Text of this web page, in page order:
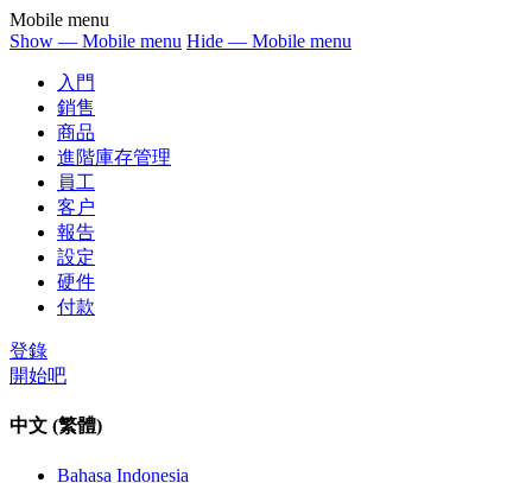
Mobile menu
Show — Mobile menu Hide — Mobile menu
入門
銷售
商品
進階庫存管理
員工
客户
報告
設定
硬件
付款
登錄
開始吧
中文 (繁體)
Bahasa Indonesia